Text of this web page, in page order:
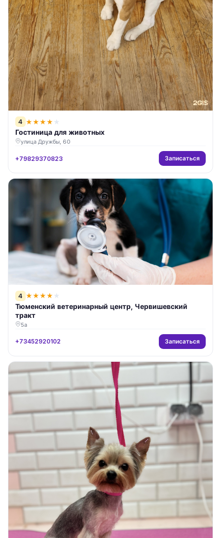
4 ★★★★ ★
Гостиница для животных
улица Дружбы, 60
+79829370823 Записаться
4 ★★★★ ★
Тюменский ветеринарный центр, Червишевский
тракт
5а
+73452920102 Записаться